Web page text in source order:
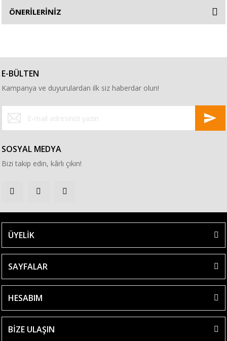
ÖNERİLERİNİZ
E-BÜLTEN
Kampanya ve duyurulardan ilk siz haberdar olun!
SOSYAL MEDYA
Bizi takip edin, kârlı çıkın!
ÜYELİK
SAYFALAR
HESABIM
BİZE ULAŞIN